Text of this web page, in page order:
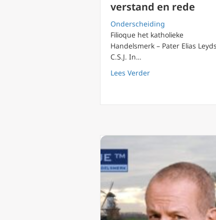
verstand en rede
Onderscheiding
Filioque het katholieke
Handelsmerk – Pater Elias Leyds
C.S.J. In…
Lees Verderabout FilioQue 40